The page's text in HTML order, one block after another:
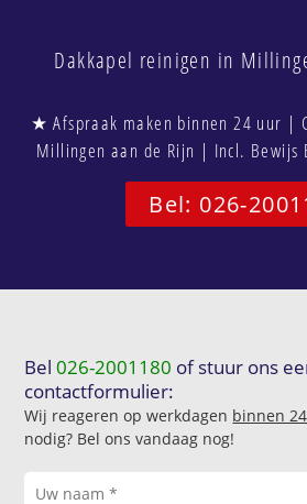
Dakkapel reinigen in
★ Afspraak maken binnen 24 uur |
Millingen aan de Rijn | Incl.
Bel: 026-
Bel026-2001180 of stuur ons
contactformulier:
Wij reageren op werkdagen binnen
nodig? Bel ons vandaag nog!